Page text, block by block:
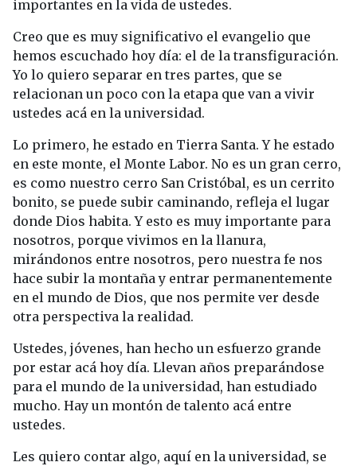
importantes en la vida de ustedes.
Creo que es muy significativo el evangelio que
hemos escuchado hoy día: el de la transfiguración.
Yo lo quiero separar en tres partes, que se
relacionan un poco con la etapa que van a vivir
ustedes acá en la universidad.
Lo primero, he estado en Tierra Santa. Y he estado
en este monte, el Monte Labor. No es un gran cerro,
es como nuestro cerro San Cristóbal, es un cerrito
bonito, se puede subir caminando, refleja el lugar
donde Dios habita. Y esto es muy importante para
nosotros, porque vivimos en la llanura,
mirándonos entre nosotros, pero nuestra fe nos
hace subir la montaña y entrar permanentemente
en el mundo de Dios, que nos permite ver desde
otra perspectiva la realidad.
Ustedes, jóvenes, han hecho un esfuerzo grande
por estar acá hoy día. Llevan años preparándose
para el mundo de la universidad, han estudiado
mucho. Hay un montón de talento acá entre
ustedes.
Les quiero contar algo, aquí en la universidad, se